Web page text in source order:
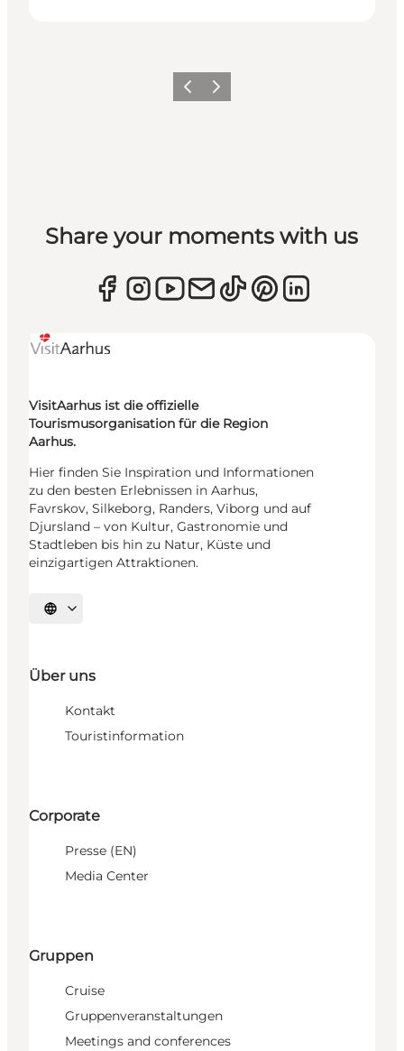
ZurückWeiter
Share your moments with us
VisitAarhus ist die offizielle
Tourismusorganisation für die Region
Aarhus.
Hier finden Sie Inspiration und Informationen
zu den besten Erlebnissen in Aarhus,
Favrskov, Silkeborg, Randers, Viborg und auf
Djursland – von Kultur, Gastronomie und
Stadtleben bis hin zu Natur, Küste und
einzigartigen Attraktionen.
Sprache auswählen
Über uns
Kontakt
Touristinformation
Corporate
Presse (EN)
Media Center
Gruppen
Cruise
Gruppenveranstaltungen
Meetings and conferences